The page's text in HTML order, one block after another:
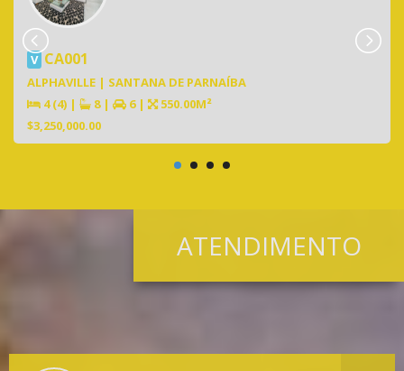
V CA001
ALPHAVILLE | SANTANA DE PARNAÍBA
4 (4) | 8 | 6 |
550.00M²
$3,250,000.00
ATENDIMENTO